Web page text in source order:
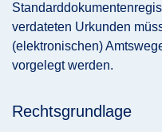
verdateten Urkunden
(elektronischen)
vorgelegt werden.
Rechtsgrundlage